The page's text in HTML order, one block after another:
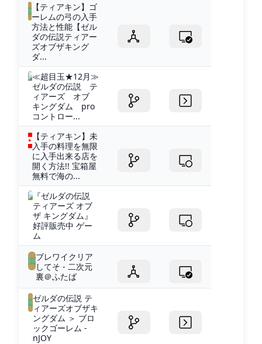
【ティアキン】ゴ
ーレムの弓の入手
方法と性能【ゼル
ダの伝説ティアー
ズオブザキング
ダ...
≪超目玉★12月≫
ゼルダの伝説 テ
ィアーズ オブ
キングダム pro
コントロー...
【ティアキン】未
入手の料理を無限
に入手出来る店を
開く方法!! 宝箱屋
無料で海の...
『ゼルダの伝説
ティアーズ オブ
ザ キングダム』
好評販売中 ゲー
ム
ブレワイクリア
してそ - 二次元
裏＠ふたば
ゼルダの伝説 テ
ィアーズオブザキ
ングダム ＞ ブロ
ックゴーレム -
nJOY